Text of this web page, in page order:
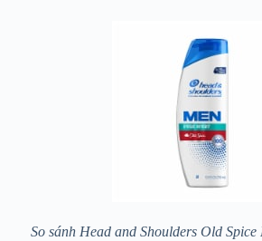
So sánh Head and Shoulders Old